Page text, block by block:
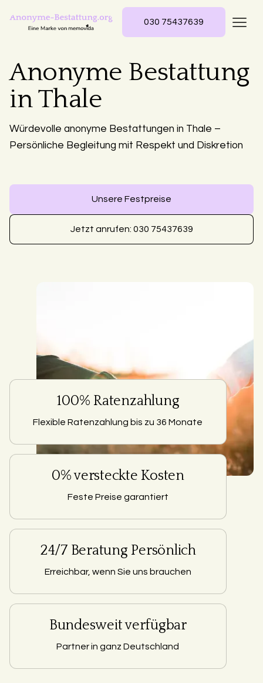
030 75437639
Anonyme Bestattung
in Thale
Würdevolle anonyme Bestattungen in Thale –
Persönliche Begleitung mit Respekt und Diskretion
Unsere Festpreise
Jetzt anrufen: 030 75437639
100% Ratenzahlung
Flexible Ratenzahlung bis zu 36 Monate
0% versteckte Kosten
Feste Preise garantiert
24/7 Beratung Persönlich
Erreichbar, wenn Sie uns brauchen
Bundesweit verfügbar
Partner in ganz Deutschland